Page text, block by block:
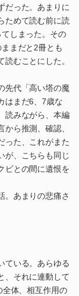
だった。あまりに
ためて読む前に読
しまった。その
まだと2冊とも
むことにした。
先代「高い塔の魔
はまだ6、7歳な
読みながら、本編
ら推測、確認、
った、これがまた
が、こちらも同じ
ビとの間に遺恨を
。あまりの悲痛さ
ている。あらゆる
、それに連動して
体、相互作用の